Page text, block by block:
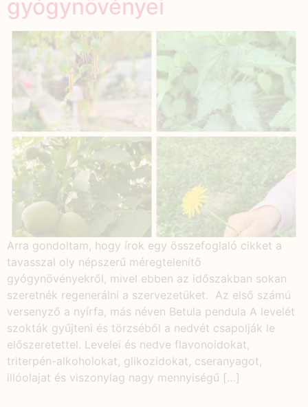
gyógynövényei
Arra gondoltam, hogy írok egy összefoglaló cikket a
tavasszal oly népszerű méregtelenítő
gyógynövényekről, mivel ebben az időszakban sokan
szeretnék regenerálni a szervezetüket. Az első számú
versenyző a nyírfa, más néven Betula pendula A levelét
szokták gyűjteni és törzséből a nedvét csapolják le
előszeretettel. Levelei és nedve flavonoidokat,
triterpén-alkoholokat, glikozidokat, cseranyagot,
illóolajat és viszonylag nagy mennyiségű […]